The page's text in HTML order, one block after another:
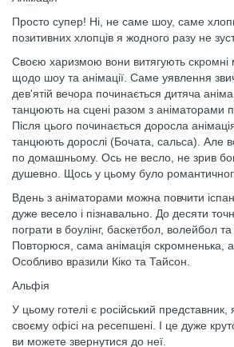
Просто супер! Ні, не саме шоу, саме
позитивних хлопців я жодного разу не
Своєю харизмою вони витягують скромні
щодо шоу та анімації. Саме уявлення
дев'ятій вечора починається дитяча
танцюють на сцені разом з аніматорами
Після цього починається доросла
танцюють дорослі (Бочата, сальса). Але
по домашньому. Ось не весло, не зрив
душевно. Щось у цьому було
Вдень з аніматорами можна повчити
дуже весело і пізнавально. До десяти
пограти в боулінг, баскетбол, волейбол та
Повторюся, сама анімація скромненька,
Особливо вразили Кіко та Тайсон.
Альфія
У цьому готелі є російський
своєму офісі на ресепшені. І це дуже
ви можете звернутися до неї.